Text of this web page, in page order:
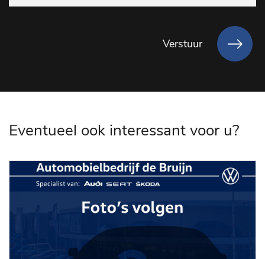
Verstuur
Eventueel ook interessant voor u?